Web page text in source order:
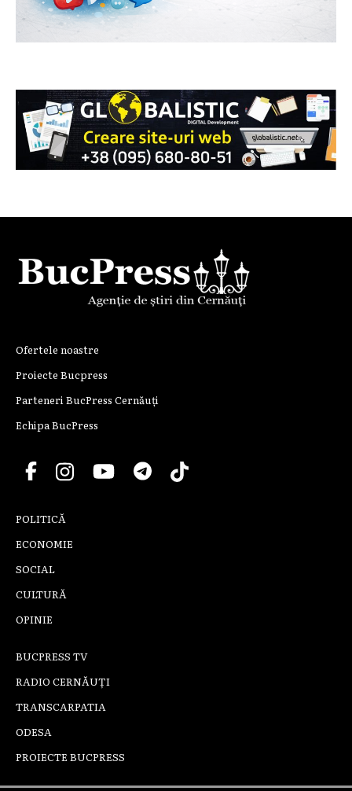
Ofertele noastre
Proiecte Bucpress
Parteneri BucPress Cernăuți
Echipa BucPress
POLITICĂ
ECONOMIE
SOCIAL
CULTURĂ
OPINIE
BUCPRESS TV
RADIO CERNĂUȚI
TRANSCARPATIA
ODESA
PROIECTE BUCPRESS